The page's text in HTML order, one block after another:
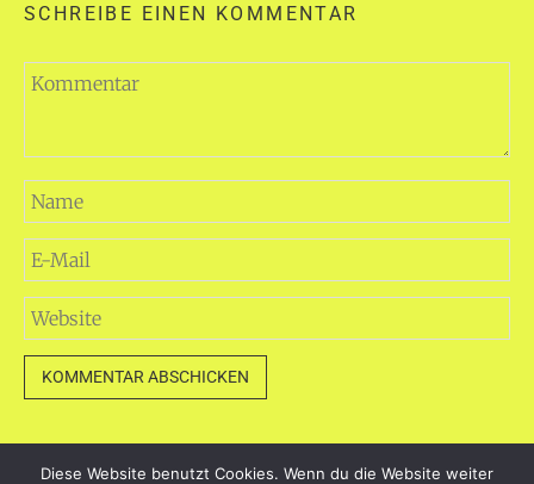
SCHREIBE EINEN KOMMENTAR
Diese Website benutzt Cookies. Wenn du die Website weiter